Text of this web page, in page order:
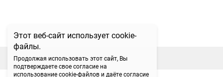
Этот веб-сайт использует cookie-
файлы.
Продолжая использовать этот сайт, Вы
подтверждаете свое согласие на
использование cookie-файлов и даёте согласие
наверх